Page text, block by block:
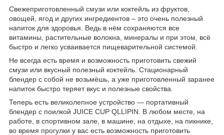
Свежеприготовленный смузи или коктейль из фруктов,
овощей, ягод и других ингредиентов – это очень полезный
напиток для здоровья. Ведь в нём сохраняются все
витамины, растительные волокна, минералы и при этом, всё
быстро и легко усваивается пищеварительной системой.
Не всегда есть время и возможность приготовить свежий
смузи или вкусный полезный коктейль. Стационарный
блендер с собой не возьмёшь, а уже приготовленный заранее
напиток быстро теряет вкус и полезные свойства.
Теперь есть великолепное устройство — портативный
блендер с поилкой JUICE CUP QLLIPIN. В любом месте, на
работе, в спортивном зале, в машине, на отдыхе, на пикнике,
во время прогулки у вас есть возможность приготовить